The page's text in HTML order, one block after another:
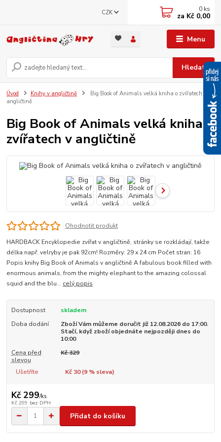
Menu
CZK
Hledat
0 ks
za Kč 0,00
Úvod Knihy v angličtině
Big Book of Animals velká kniha o zvířatech v
angličtině
Big Book of Animals velká kniha o
zvířatech v angličtině
Ohodnotit produkt
HARDBACK Encyklopedie zvířat v angličtině, stránky se rozkládají, takže
délka např. velryby je pak 92cm! Rozměry: 29 x 24 cm Počet stran: 16
Popis knihy Big Book of Animals v angličtině A fabulous book filled with
enormous animals, from the mighty elephant to the amazing colossal
squid and the blu... celý popis
Dostupnost
skladem
Doba dodání
Zboží Vám můžeme doručit již 12.08.2026 do 17:00.
Stačí, když zboží objednáte nejpozději dnes do
10:00
Cena před
slevou
Kč 329
Ušetříte Kč 30 (9% sleva)
Kč 299/ks
Kč 299 bez DPH
Přidat do košíku